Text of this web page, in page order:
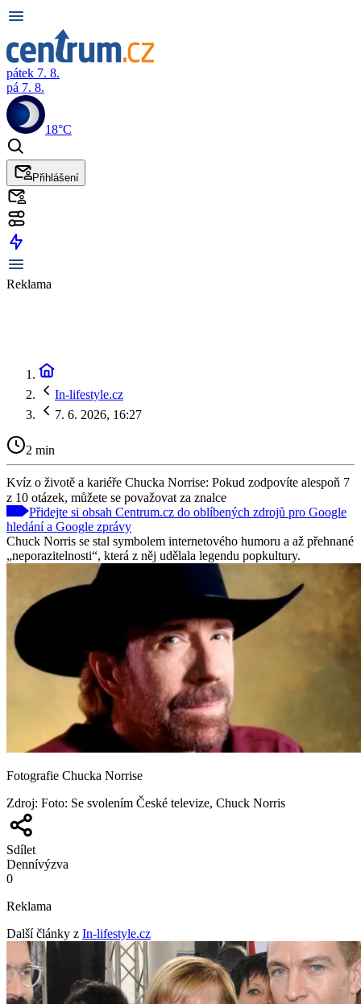
pátek 7. 8.
pá 7. 8.
18°C
Přihlášení
Reklama
In-lifestyle.cz
7. 6. 2026, 16:27
2 min
Kvíz o životě a kariéře Chucka Norrise: Pokud zodpovíte alespoň 7
z 10 otázek, můžete se považovat za znalce
Přidejte si obsah Centrum.cz do oblíbených zdrojů pro Google
hledání a Google zprávy
Chuck Norris se stal symbolem internetového humoru a až přehnané
„neporazitelnosti“, která z něj udělala legendu popkultury.
Fotografie Chucka Norrise
Zdroj: Foto: Se svolením České televize, Chuck Norris
Sdílet
Dennívýzva
0
Reklama
Další články z In-lifestyle.cz